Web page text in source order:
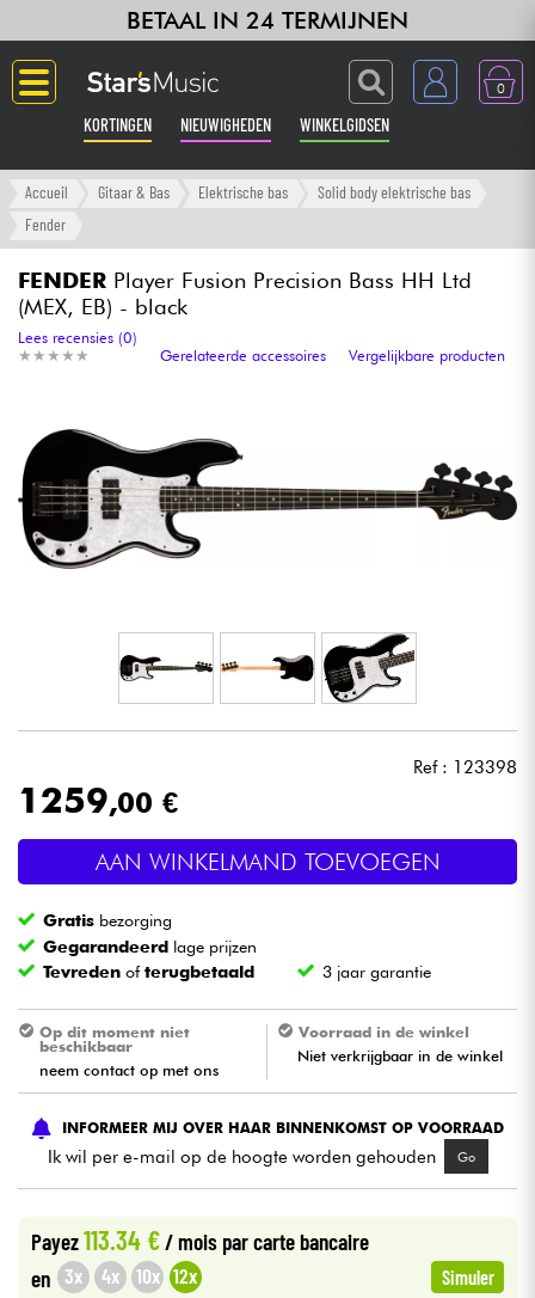
BETAAL IN 24 TERMIJNEN
0
KORTINGEN NIEUWIGHEDEN WINKELGIDSEN
Langue
Versterker & Effecten
Synths & samplers
Home-studio
Hoofdtelefoon
Licht
Drums & percussie
Blaasinstrument
Kinderen
Kabels & toebehoren
HiFi
Sets
Accueil Gitaar & Bas Elektrische bas
Solid body elektrische bas
Fender
FENDER Player Fusion Precision Bass HH Ltd
(MEX, EB) - black
★ ★ ★ ★ ★
★ ★ ★ ★ ★
Lees recensies (0)
Gerelateerde accessoires
Vergelijkbare producten
Ref : 123398
1259,00 €
AAN WINKELMAND TOEVOEGEN
Gratis bezorging
Gegarandeerd lage prijzen
Tevreden ofterugbetaald 3 jaar garantie
Op dit moment niet
beschikbaar
neem contact op met ons
Voorraad in de winkel
Niet verkrijgbaar in de winkel
INFORMEER MIJ OVER HAAR BINNENKOMST OP VOORRAAD
Ik wil per e-mail op de hoogte worden gehouden Go
Payez113.34 € / mois par carte bancaire
en 3x 4x 10x 12x Simuler